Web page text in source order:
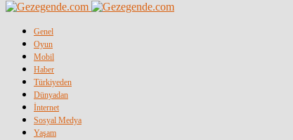
Genel
Oyun
Mobil
Haber
Türkiyeden
Dünyadan
İnternet
Sosyal Medya
Yaşam